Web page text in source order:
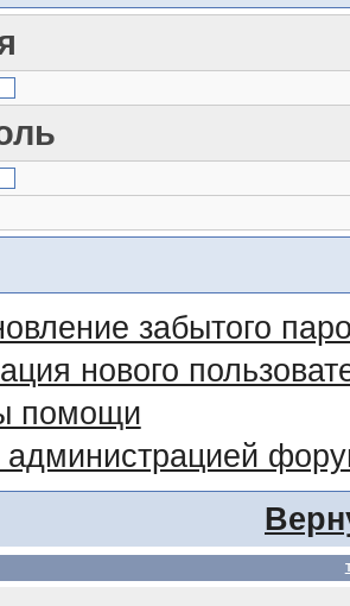
забытого
нового
помощи
администрацией